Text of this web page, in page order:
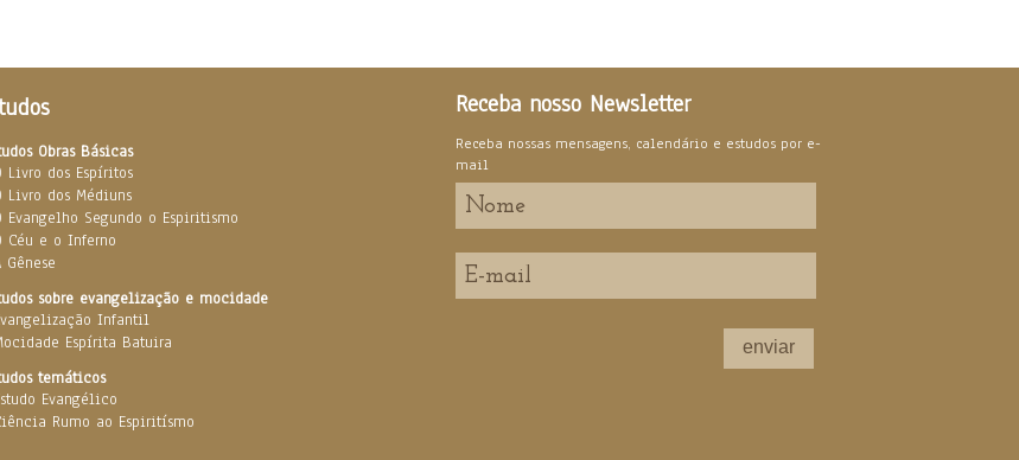
Obras Básicas
Livro dos Espíritos
Livro dos Médiuns
Evangelho Segundo o Espiritismo
Céu e o Inferno
Gênese
sobre evangelização e mocidade
Infantil
Espírita Batuira
temáticos
Evangélico
Rumo ao Espiritísmo
Receba nosso Newsletter
Receba nossas mensagens, calendário e estudos por e-
mail
enviar